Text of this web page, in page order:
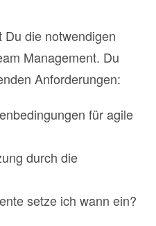
die notwendigen
Management. Du
Anforderungen:
für agile
durch die
setze ich wann ein?